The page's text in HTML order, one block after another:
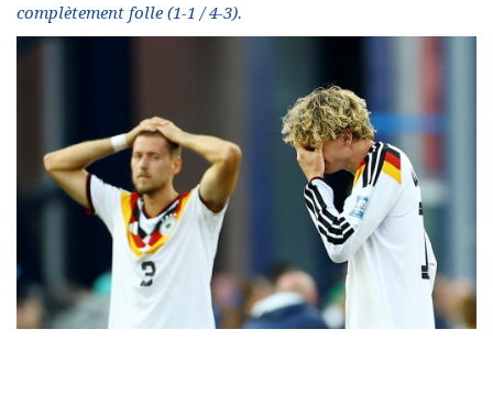
complètement folle (1-1 / 4-3).